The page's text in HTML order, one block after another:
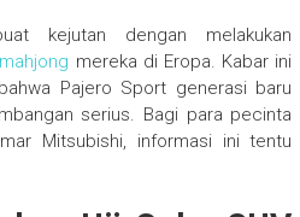
kejutan dengan melakukan
mereka di Eropa. Kabar ini
Pajero Sport generasi baru
serius. Bagi para pecinta
Mitsubishi, informasi ini tentu